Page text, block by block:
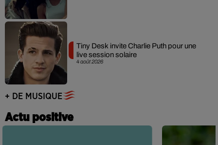
4 août 2026
Tiny Desk invite Charlie Puth pour une
live session solaire
+ DE MUSIQUE
Actu positive